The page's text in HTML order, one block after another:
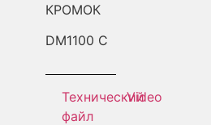
КРОМОК
DM1100 C
Технический
файл
Video